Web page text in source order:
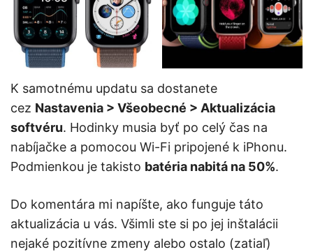
K samotnému updatu sa dostanete
cez Nastavenia > Všeobecné > Aktualizácia
softvéru. Hodinky musia byť po celý čas na
nabíjačke a pomocou Wi-Fi pripojené k iPhonu.
Podmienkou je takisto batéria nabitá na 50%.
Do komentára mi napíšte, ako funguje táto
aktualizácia u vás. Všimli ste si po jej inštalácii
nejaké pozitívne zmeny alebo ostalo (zatiaľ)